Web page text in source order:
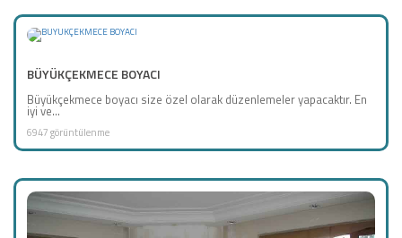
BÜYÜKÇEKMECE BOYACI
Büyükçekmece boyacı size özel olarak düzenlemeler yapacaktır. En
iyi ve...
6947 görüntülenme